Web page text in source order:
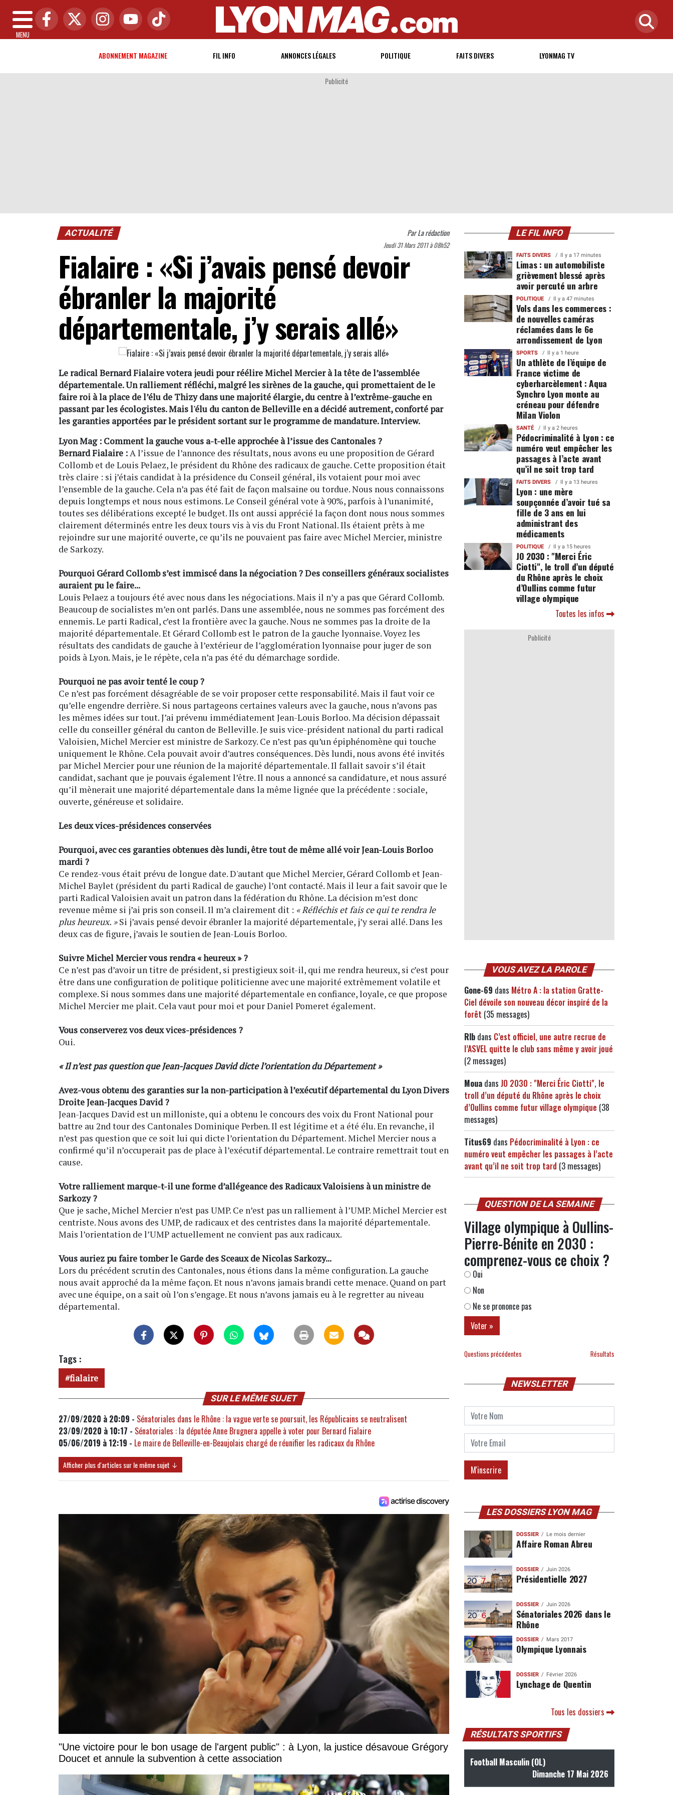
MENU
ABONNEMENT MAGAZINE FIL INFO ANNONCES LÉGALES POLITIQUE FAITS DIVERS LYONMAG TV
Publicité
ACTUALITÉ ParLa rédaction
Jeudi 31 Mars 2011 à 08h52
Fialaire : «Si j’avais pensé devoir
ébranler la majorité
départementale, j’y serais allé»
Le radical Bernard Fialaire votera jeudi pour réélire Michel Mercier à la tête de l’assemblée
départementale. Un ralliement réfléchi, malgré les sirènes de la gauche, qui promettaient de le
faire roi à la place de l’élu de Thizy dans une majorité élargie, du centre à l’extrême-gauche en
passant par les écologistes. Mais l'élu du canton de Belleville en a décidé autrement, conforté par
les garanties apportées par le président sortant sur le programme de mandature. Interview.
Lyon Mag : Comment la gauche vous a-t-elle approchée à l’issue des Cantonales ?
Bernard Fialaire :A l’issue de l’annonce des résultats, nous avons eu une proposition de Gérard
Collomb et de Louis Pelaez, le président du Rhône des radicaux de gauche. Cette proposition était
très claire : si j’étais candidat à la présidence du Conseil général, ils votaient pour moi avec
l’ensemble de la gauche. Cela n’a pas été fait de façon malsaine ou tordue. Nous nous connaissons
depuis longtemps et nous nous estimons. Le Conseil général vote à 90%, parfois à l’unanimité,
toutes ses délibérations excepté le budget. Ils ont aussi apprécié la façon dont nous nous sommes
clairement déterminés entre les deux tours vis à vis du Front National. Ils étaient prêts à me
rejoindre sur une majorité ouverte, ce qu’ils ne pouvaient pas faire avec Michel Mercier, ministre
de Sarkozy.
Pourquoi Gérard Collomb s’est immiscé dans la négociation ? Des conseillers généraux socialistes
auraient pu le faire...
Louis Pelaez a toujours été avec nous dans les négociations. Mais il n’y a pas que Gérard Collomb.
Beaucoup de socialistes m’en ont parlés. Dans une assemblée, nous ne sommes pas forcément des
ennemis. Le parti Radical, c’est la frontière avec la gauche. Nous ne sommes pas la droite de la
majorité départementale. Et Gérard Collomb est le patron de la gauche lyonnaise. Voyez les
résultats des candidats de gauche à l’extérieur de l’agglomération lyonnaise pour juger de son
poids à Lyon. Mais, je le répète, cela n’a pas été du démarchage sordide.
Pourquoi ne pas avoir tenté le coup ?
Ce n’est pas forcément désagréable de se voir proposer cette responsabilité. Mais il faut voir ce
qu’elle engendre derrière. Si nous partageons certaines valeurs avec la gauche, nous n’avons pas
les mêmes idées sur tout. J’ai prévenu immédiatement Jean-Louis Borloo. Ma décision dépassait
celle du conseiller général du canton de Belleville. Je suis vice-président national du parti radical
Valoisien, Michel Mercier est ministre de Sarkozy. Ce n’est pas qu’un épiphénomène qui touche
uniquement le Rhône. Cela pouvait avoir d’autres conséquences. Dès lundi, nous avons été invités
par Michel Mercier pour une réunion de la majorité départementale. Il fallait savoir s’il était
candidat, sachant que je pouvais également l’être. Il nous a annoncé sa candidature, et nous assuré
qu’il mènerait une majorité départementale dans la même lignée que la précédente : sociale,
ouverte, généreuse et solidaire.
Les deux vices-présidences conservées
Pourquoi, avec ces garanties obtenues dès lundi, être tout de même allé voir Jean-Louis Borloo
mardi ?
Ce rendez-vous était prévu de longue date. D'autant que Michel Mercier, Gérard Collomb et Jean-
Michel Baylet (président du parti Radical de gauche) l’ont contacté. Mais il leur a fait savoir que le
parti Radical Valoisien avait un patron dans la fédération du Rhône. La décision m’est donc
revenue même si j’ai pris son conseil. Il m’a clairement dit : « Réfléchis et fais ce qui te rendra le
plus heureux. »Si j’avais pensé devoir ébranler la majorité départementale, j’y serai allé. Dans les
deux cas de figure, j’avais le soutien de Jean-Louis Borloo.
Suivre Michel Mercier vous rendra « heureux » ?
Ce n’est pas d’avoir un titre de président, si prestigieux soit-il, qui me rendra heureux, si c’est pour
être dans une configuration de politique politicienne avec une majorité extrêmement volatile et
complexe. Si nous sommes dans une majorité départementale en confiance, loyale, ce que propose
Michel Mercier me plait. Cela vaut pour moi et pour Daniel Pomeret également.
Vous conserverez vos deux vices-présidences ?
Oui.
« Il n’est pas question que Jean-Jacques David dicte l’orientation du Département »
Avez-vous obtenu des garanties sur la non-participation à l’exécutif départemental du Lyon Divers
Droite Jean-Jacques David ?
Jean-Jacques David est un milloniste, qui a obtenu le concours des voix du Front National pour
battre au 2nd tour des Cantonales Dominique Perben. Il est légitime et a été élu. En revanche, il
n’est pas question que ce soit lui qui dicte l’orientation du Département. Michel Mercier nous a
confirmé qu’il n’occuperait pas de place à l’exécutif départemental. Le contraire remettrait tout en
cause.
Votre ralliement marque-t-il une forme d’allégeance des Radicaux Valoisiens à un ministre de
Sarkozy ?
Que je sache, Michel Mercier n’est pas UMP. Ce n’est pas un ralliement à l’UMP. Michel Mercier est
centriste. Nous avons des UMP, de radicaux et des centristes dans la majorité départementale.
Mais l’orientation de l’UMP actuellement ne convient pas aux radicaux.
Vous auriez pu faire tomber le Garde des Sceaux de Nicolas Sarkozy...
Lors du précédent scrutin des Cantonales, nous étions dans la même configuration. La gauche
nous avait approché da la même façon. Et nous n’avons jamais brandi cette menace. Quand on part
avec une équipe, on a sait où l’on s’engage. Et nous n’avons jamais eu à le regretter au niveau
départemental.
Tags :
fialaire
SUR LE MÊME SUJET
27/09/2020 à 20:09 - Sénatoriales dans le Rhône : la vague verte se poursuit, les Républicains se neutralisent
23/09/2020 à 10:17 - Sénatoriales : la députée Anne Brugnera appelle à voter pour Bernard Fialaire
05/06/2019 à 12:19 - Le maire de Belleville-en-Beaujolais chargé de réunifier les radicaux du Rhône
Afficher plus d'articles sur le même sujet ↓
"Une victoire pour le bon usage de l'argent public" : à Lyon, la justice désavoue Grégory
Doucet et annule la subvention à cette association
LE FIL INFO
FAITS DIVERS Il y a 17 minutes
Limas : un automobiliste
grièvement blessé après
avoir percuté un arbre
POLITIQUE Il y a 47 minutes
Vols dans les commerces :
de nouvelles caméras
réclamées dans le 6e
arrondissement de Lyon
SPORTS Il y a 1 heure
Un athlète de l’équipe de
France victime de
cyberharcèlement : Aqua
Synchro Lyon monte au
créneau pour défendre
Milan Violon
SANTÉ Il y a 2 heures
Pédocriminalité à Lyon : ce
numéro veut empêcher les
passages à l’acte avant
qu’il ne soit trop tard
FAITS DIVERS Il y a 13 heures
Lyon : une mère
soupçonnée d’avoir tué sa
fille de 3 ans en lui
administrant des
médicaments
POLITIQUE Il y a 15 heures
JO 2030 : "Merci Éric
Ciotti", le troll d’un député
du Rhône après le choix
d’Oullins comme futur
village olympique
Toutes les infos
Publicité
VOUS AVEZ LA PAROLE
Gone-69 dans Métro A : la station Gratte-
Ciel dévoile son nouveau décor inspiré de la
forêt (35 messages)
Rlb dans C’est officiel, une autre recrue de
l’ASVEL quitte le club sans même y avoir joué
(2 messages)
Moua dans JO 2030 : "Merci Éric Ciotti", le
troll d’un député du Rhône après le choix
d’Oullins comme futur village olympique (38
messages)
Titus69 dans Pédocriminalité à Lyon : ce
numéro veut empêcher les passages à l’acte
avant qu’il ne soit trop tard (3 messages)
QUESTION DE LA SEMAINE
Village olympique à Oullins-
Pierre-Bénite en 2030 :
comprenez-vous ce choix ?
Oui
Non
Ne se prononce pas
Questions précédentes Résultats
NEWSLETTER
LES DOSSIERS LYON MAG
DOSSIER Le mois dernier
Affaire Roman Abreu
DOSSIER Juin 2026
Présidentielle 2027
DOSSIER Juin 2026
Sénatoriales 2026 dans le
Rhône
DOSSIER Mars 2017
Olympique Lyonnais
DOSSIER Février 2026
Lynchage de Quentin
Tous les dossiers
RÉSULTATS SPORTIFS
Football Masculin (OL)
Dimanche 17 Mai 2026